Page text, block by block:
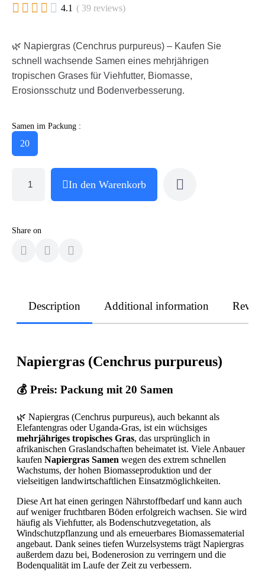
     4.1 ( 39 reviews)
🌿 Napiergras (Cenchrus purpureus) – Kaufen Sie
schnell wachsende Samen eines mehrjährigen
tropischen Grases für Viehfutter, Biomasse,
Erosionsschutz und Bodenverbesserung.
Samen im Packung :
20
In den Warenkorb
Share on
Description Additional information
Napiergras (Cenchrus purpureus)
💰 Preis: Packung mit 20 Samen
🌿 Napiergras (Cenchrus purpureus), auch bekannt als
Elefantengras oder Uganda-Gras, ist ein wüchsiges
mehrjähriges tropisches Gras, das ursprünglich in
afrikanischen Graslandschaften beheimatet ist. Viele Anbauer
kaufen Napiergras Samen wegen des extrem schnellen
Wachstums, der hohen Biomasseproduktion und der
vielseitigen landwirtschaftlichen Einsatzmöglichkeiten.
Diese Art hat einen geringen Nährstoffbedarf und kann auch
auf weniger fruchtbaren Böden erfolgreich wachsen. Sie wird
häufig als Viehfutter, als Bodenschutzvegetation, als
Windschutzpflanzung und als erneuerbares Biomassematerial
angebaut. Dank seines tiefen Wurzelsystems trägt Napiergras
außerdem dazu bei, Bodenerosion zu verringern und die
Bodenqualität im Laufe der Zeit zu verbessern.